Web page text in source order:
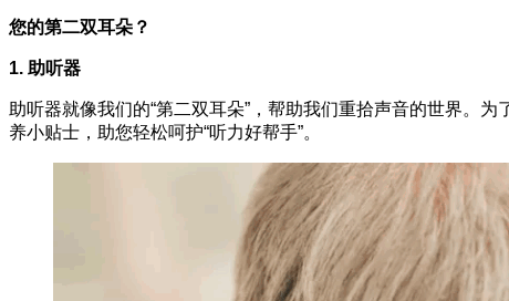
您的第二双耳朵？
1. 助听器
助听器就像我们的“第二双耳朵”，帮助我们重拾声音的世界。
养小贴士，助您轻松呵护“听力好帮手”。